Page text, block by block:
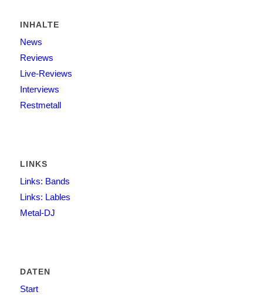
INHALTE
News
Reviews
Live-Reviews
Interviews
Restmetall
LINKS
Links: Bands
Links: Lables
Metal-DJ
DATEN
Start